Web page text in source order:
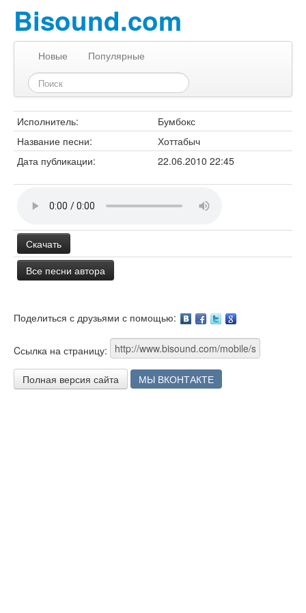
Bisound.com
Новые Популярные
Исполнитель:
Бумбокс
Название песни:
Хоттабыч
Дата публикации:
22.06.2010 22:45
Скачать
Все песни автора
Поделиться с друзьями с помощью:
Cсылка на страницу:
Полная версия сайта МЫ ВКОНТАКТЕ